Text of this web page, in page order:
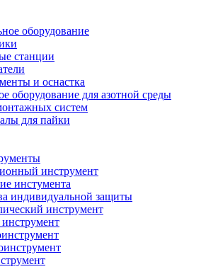
оборудование
станции
и оснастка
оборудование для азотной среды
систем
для пайки
инструмент
инстумента
индивидуальной защиты
инструмент